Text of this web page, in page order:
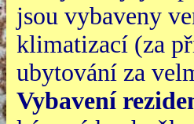
jsou vybaveny
klimatizací (za
ubytování za
Vybavení